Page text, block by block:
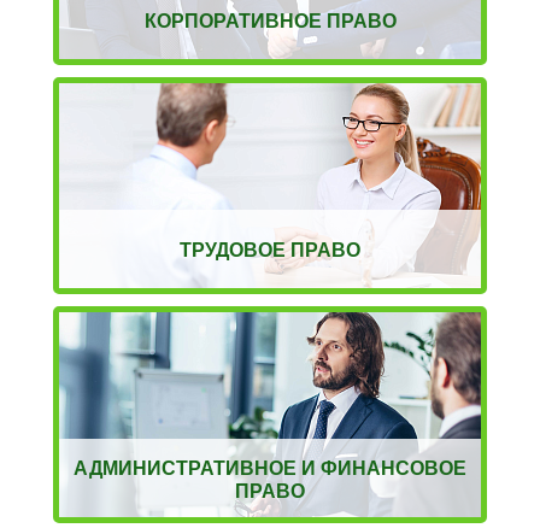
КОРПОРАТИВНОЕ ПРАВО
ТРУДОВОЕ ПРАВО
АДМИНИСТРАТИВНОЕ И ФИНАНСОВОЕ
ПРАВО